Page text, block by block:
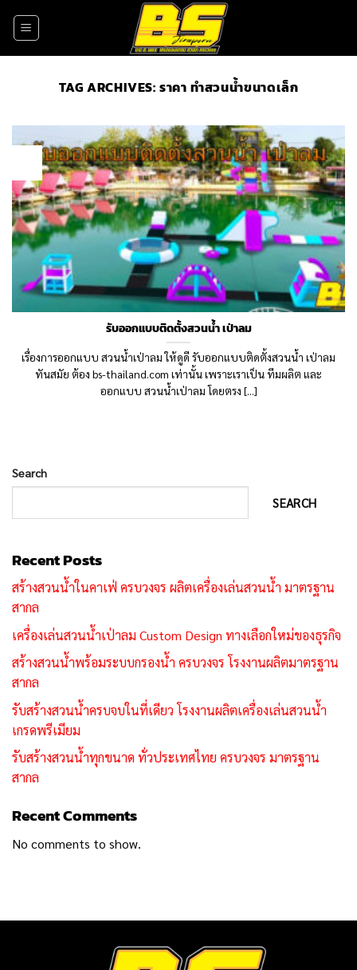
TAG ARCHIVES: ราคา ทำสวนน้ำขนาดเล็ก
รับออกแบบติดตั้งสวนน้ำ เป่าลม
เรื่องการออกแบบ สวนน้ำเป่าลม ให้ดูดี รับออกแบบติดตั้งสวนน้ำ เป่าลม
ทันสมัย ต้อง bs-thailand.com เท่านั้น เพราะเราเป็น ทีมผลิต และ
ออกแบบ สวนน้ำเป่าลม โดยตรง [...]
Search
SEARCH
Recent Posts
สร้างสวนน้ำในคาเฟ่ ครบวงจร ผลิตเครื่องเล่นสวนน้ำ มาตรฐาน
สากล
เครื่องเล่นสวนน้ำเป่าลม Custom Design ทางเลือกใหม่ของธุรกิจ
สร้างสวนน้ำพร้อมระบบกรองน้ำ ครบวงจร โรงงานผลิตมาตรฐาน
สากล
รับสร้างสวนน้ำครบจบในที่เดียว โรงงานผลิตเครื่องเล่นสวนน้ำ
เกรดพรีเมียม
รับสร้างสวนน้ำทุกขนาด ทั่วประเทศไทย ครบวงจร มาตรฐาน
สากล
Recent Comments
No comments to show.